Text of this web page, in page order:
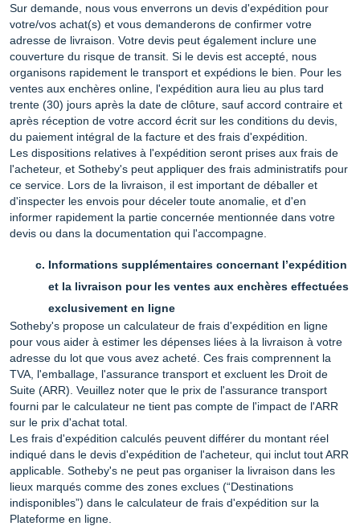
Sur demande, nous vous enverrons un devis d'expédition pour
votre/vos achat(s) et vous demanderons de confirmer votre
adresse de livraison. Votre devis peut également inclure une
couverture du risque de transit. Si le devis est accepté, nous
organisons rapidement le transport et expédions le bien. Pour les
ventes aux enchères online, l'expédition aura lieu au plus tard
trente (30) jours après la date de clôture, sauf accord contraire et
après réception de votre accord écrit sur les conditions du devis,
du paiement intégral de la facture et des frais d'expédition.
Les dispositions relatives à l'expédition seront prises aux frais de
l'acheteur, et Sotheby's peut appliquer des frais administratifs pour
ce service. Lors de la livraison, il est important de déballer et
d'inspecter les envois pour déceler toute anomalie, et d'en
informer rapidement la partie concernée mentionnée dans votre
devis ou dans la documentation qui l'accompagne.
Informations supplémentaires concernant l’expédition
et la livraison pour les ventes aux enchères effectuées
exclusivement en ligne
Sotheby's propose un calculateur de frais d'expédition en ligne
pour vous aider à estimer les dépenses liées à la livraison à votre
adresse du lot que vous avez acheté. Ces frais comprennent la
TVA, l'emballage, l'assurance transport et excluent les Droit de
Suite (ARR). Veuillez noter que le prix de l'assurance transport
fourni par le calculateur ne tient pas compte de l'impact de l'ARR
sur le prix d'achat total.
Les frais d'expédition calculés peuvent différer du montant réel
indiqué dans le devis d'expédition de l'acheteur, qui inclut tout ARR
applicable. Sotheby's ne peut pas organiser la livraison dans les
lieux marqués comme des zones exclues (“Destinations
indisponibles”) dans le calculateur de frais d'expédition sur la
Plateforme en ligne.